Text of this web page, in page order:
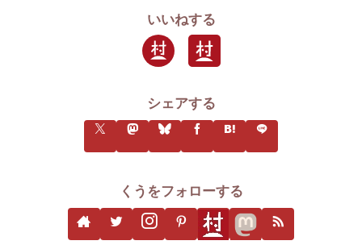
いいねする
シェアする
くうをフォローする